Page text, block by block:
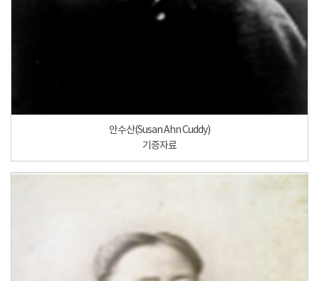
안수산(Susan Ahn Cuddy)
기증자료